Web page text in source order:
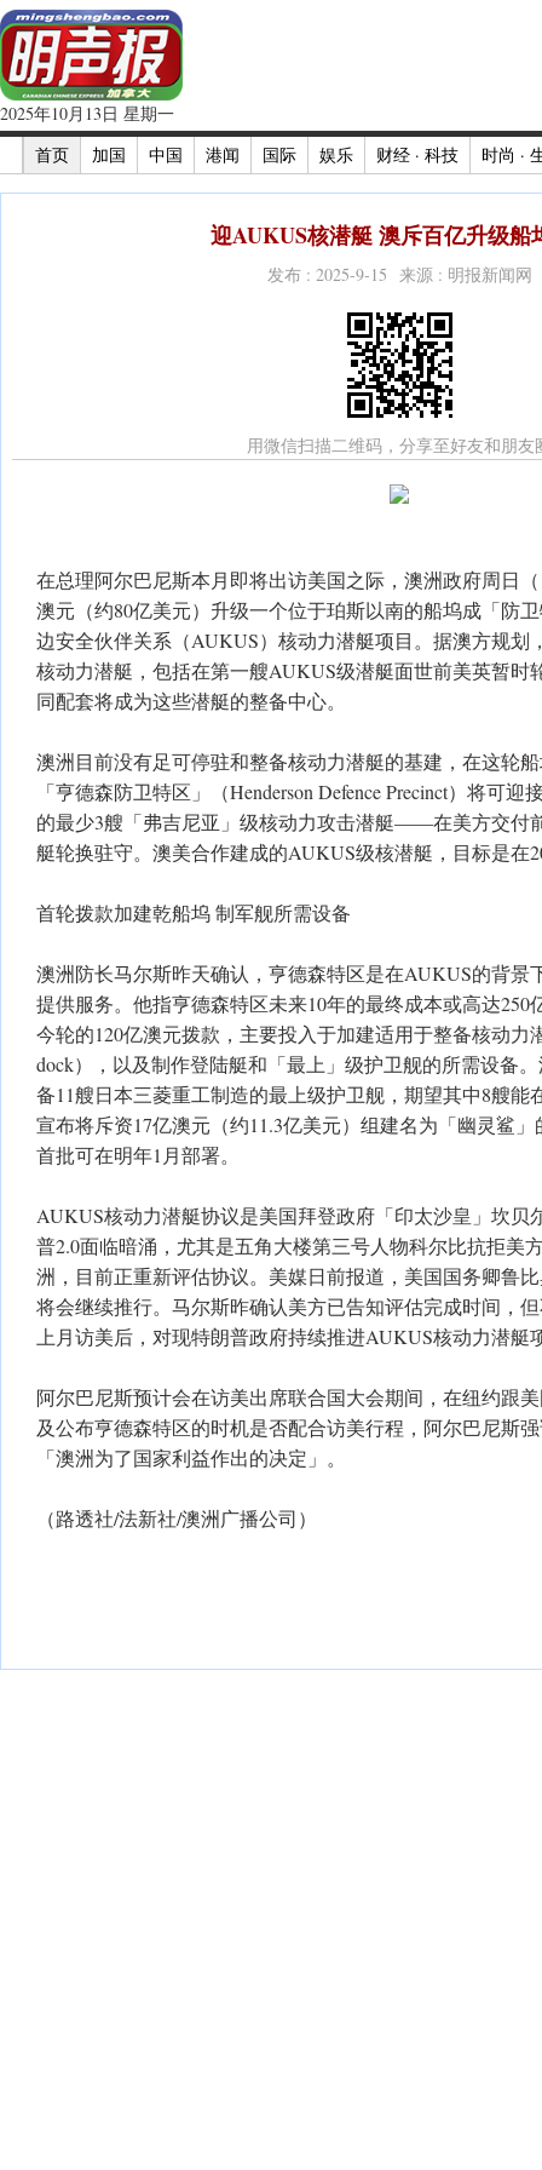
2025年10月13日 星期一
首页
加国 中国 港闻 国际 娱乐 财经 · 科技 时尚 ·
迎AUKUS核潜艇 澳斥百亿升级船
发布 : 2025-9-15 来源 : 明报新闻网
用微信扫描二维码，分享至好友和朋友
在总理阿尔巴尼斯本月即将出访美国之际，澳洲政府周日
澳元（约80亿美元）升级一个位于珀斯以南的船坞成「防
边安全伙伴关系（AUKUS）核动力潜艇项目。据澳方规划
核动力潜艇，包括在第一艘AUKUS级潜艇面世前美英暂时
同配套将成为这些潜艇的整备中心。
澳洲目前没有足可停驻和整备核动力潜艇的基建，在这轮
「亨德森防卫特区」（Henderson Defence Precinct）将可
的最少3艘「弗吉尼亚」级核动力攻击潜艇——在美方交付
艇轮换驻守。澳美合作建成的AUKUS级核潜艇，目标是在
首轮拨款加建乾船坞 制军舰所需设备
澳洲防长马尔斯昨天确认，亨德森特区是在AUKUS的背景
提供服务。他指亨德森特区未来10年的最终成本或高达250
今轮的120亿澳元拨款，主要投入于加建适用于整备核动力
dock），以及制作登陆艇和「最上」级护卫舰的所需设备
备11艘日本三菱重工制造的最上级护卫舰，期望其中8艘能
宣布将斥资17亿澳元（约11.3亿美元）组建名为「幽灵鲨
首批可在明年1月部署。
AUKUS核动力潜艇协议是美国拜登政府「印太沙皇」坎贝
普2.0面临暗涌，尤其是五角大楼第三号人物科尔比抗拒美
洲，目前正重新评估协议。美媒日前报道，美国国务卿鲁
将会继续推行。马尔斯昨确认美方已告知评估完成时间，
上月访美后，对现特朗普政府持续推进AUKUS核动力潜艇
阿尔巴尼斯预计会在访美出席联合国大会期间，在纽约跟
及公布亨德森特区的时机是否配合访美行程，阿尔巴尼斯
「澳洲为了国家利益作出的决定」。
（路透社/法新社/澳洲广播公司）